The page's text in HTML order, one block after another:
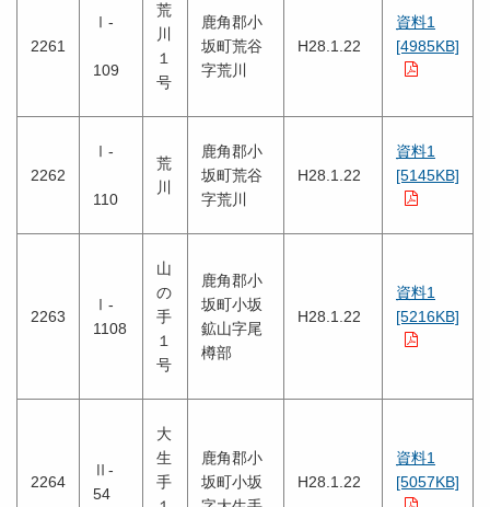
2261
Ⅰ-
109
荒
川
１
号
鹿角郡小
坂町荒谷
字荒川
H28.1.22
資料1
[4985KB]
2262
Ⅰ-
110
荒
川
鹿角郡小
坂町荒谷
字荒川
H28.1.22
資料1
[5145KB]
2263
Ⅰ-
1108
山
の
手
１
号
鹿角郡小
坂町小坂
鉱山字尾
樽部
H28.1.22
資料1
[5216KB]
2264
Ⅱ-
54
大
生
手
鹿角郡小
坂町小坂
H28.1.22
資料1
[5057KB]